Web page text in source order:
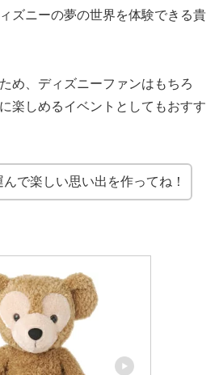
ズニーの夢の世界を体験できる貴
め、ディズニーファンはもちろ
楽しめるイベントとしてもおすす
で楽しい思い出を作ってね！